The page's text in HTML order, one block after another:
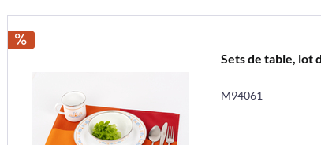
Sets de table, lot
M94061